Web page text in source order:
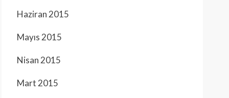
Haziran 2015
Mayıs 2015
Nisan 2015
Mart 2015